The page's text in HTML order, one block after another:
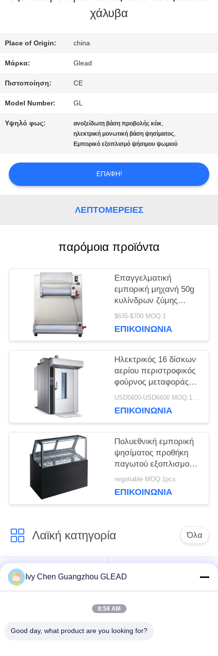
ΕΜΆΣ
ΕΠΙΣΚΈΨΕΙΣ
ΣΤΟ
ΕΡΓΟΣΤΆΣΙΟ
ΠΟΙΌΤΗΤΑΣ
ΖΗΤΉΣΤΕ
ΜΙΑ
ΠΡΟΣΦΟΡΆ
SITEMAP
PRIVACY
POLICY
χάλυβα
Place of Origin: china
Μάρκα: Glead
Πιστοποίηση: CE
Model Number: GL
Υψηλό φως: ανοξείδωτη βάση προβολής κέικ,
ηλεκτρική μονωτική βάση ψησίματος,
Εμπορικό εξοπλισμό ψήσιμου ψωμιού
ΕΠΑΦΉ!
ΛΕΠΤΟΜΈΡΕΙΕΣ
παρόμοια προϊόντα
Επαγγελματική
εμπορική μηχανή 50g
κυλίνδρων ζύμης
πιτσών εξοπλισμού
$635-$700 MOQ:1
ΕΠΙΚΟΙΝΩΝΊΑ
Ηλεκτρικός 16 δίσκων
αερίου περιστροφικός
φούρνος μεταφοράς
φούρνων βιομηχανικός
περιστροφικός
USD5600-USD6600 MOQ:1piece
ΕΠΙΚΟΙΝΩΝΊΑ
Πολυεθνική εμπορική
ψησίματος προθήκη
παγωτού εξοπλισμού
έξοχη
negotiable MOQ:1pcs
ΕΠΙΚΟΙΝΩΝΊΑ
Λαϊκή κατηγορία Όλα
Εμπορικός
μαγειρεύοντας
εξοπλισμός
Μαγειρεύοντας
εξοπλισμός κουζινών
εξοπλισμός
επεξεργασίας
Ivy Chen Guangzhou GLEAD
8:58 AM
Good day, what product are you looking for?